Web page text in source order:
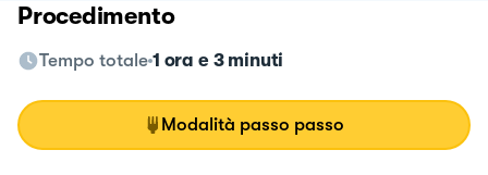
Procedimento
Tempo totale 1 ora e 3 minuti
Modalità passo passo